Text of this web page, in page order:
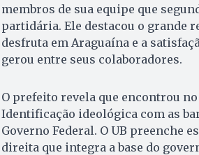
membros de sua equipe que
partidária. Ele destacou o grande
desfruta em Araguaína e a
gerou entre seus colaboradores.
O prefeito revela que encontrou
Identificação ideológica com as
Governo Federal. O UB preenche
direita que integra a base do